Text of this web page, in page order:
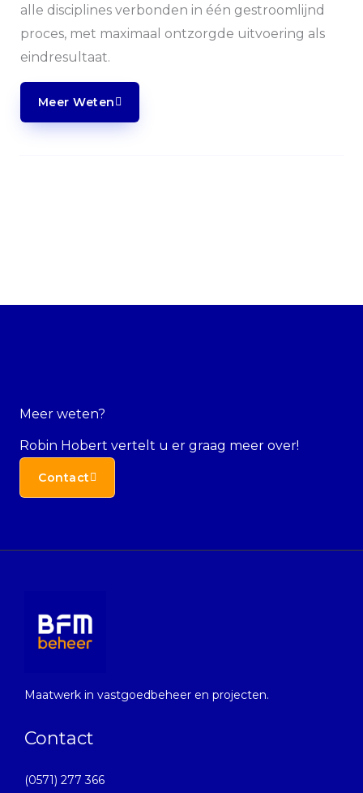
alle disciplines verbonden in één gestroomlijnd
proces, met maximaal ontzorgde uitvoering als
eindresultaat.
Meer Weten
Meer weten?
Robin Hobert vertelt u er graag meer over!
Contact
Maatwerk in vastgoedbeheer en projecten.
Contact
(0571) 277 366